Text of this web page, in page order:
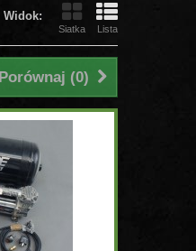
Widok:
Siatka Lista
Porównaj (0)